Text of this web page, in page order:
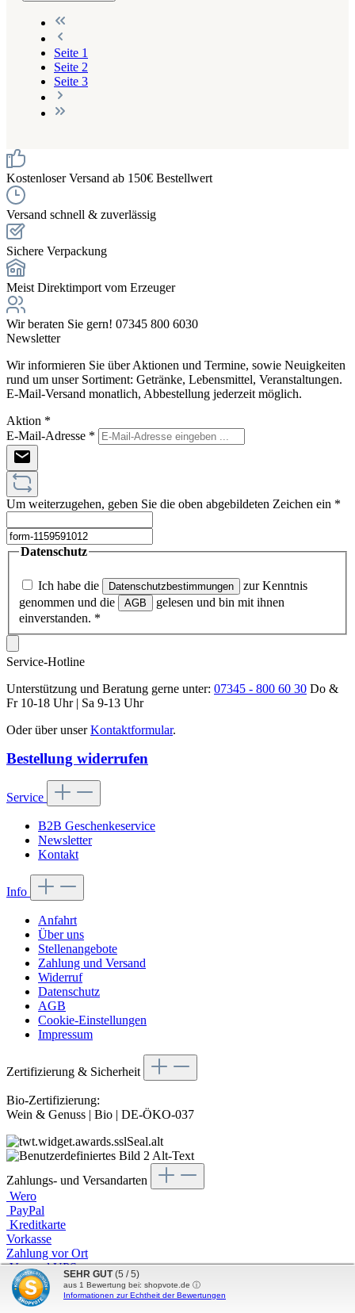
Seite 1
Seite 2
Seite 3
Kostenloser Versand ab 150€ Bestellwert
Versand schnell & zuverlässig
Sichere Verpackung
Meist Direktimport vom Erzeuger
Wir beraten Sie gern! 07345 800 6030
Newsletter
Wir informieren Sie über Aktionen und Termine, sowie Neuigkeiten
rund um unser Sortiment: Getränke, Lebensmittel, Veranstaltungen.
E-Mail-Versand monatlich, Abbestellung jederzeit möglich.
Aktion *
E-Mail-Adresse *
Um weiterzugehen, geben Sie die oben abgebildeten Zeichen ein *
Datenschutz
Ich habe die Datenschutzbestimmungen
zur Kenntnis
genommen und die
AGB
gelesen und bin mit ihnen
einverstanden. *
Service-Hotline
Unterstützung und Beratung gerne unter: 07345 - 800 60 30 Do &
Fr 10-18 Uhr | Sa 9-13 Uhr
Oder über unserKontaktformular.
Bestellung widerrufen
Service
B2B Geschenkeservice
Newsletter
Kontakt
Info
Anfahrt
Über uns
Stellenangebote
Zahlung und Versand
Widerruf
Datenschutz
AGB
Cookie-Einstellungen
Impressum
Zertifizierung & Sicherheit
Bio-Zertifizierung:
Wein & Genuss | Bio | DE-ÖKO-037
Zahlungs- und Versandarten
Wero
PayPal
Kreditkarte
Vorkasse
Zahlung vor Ort
Versand UPS
Versand DHL
Abholung
PDF (E-Mail / Download)
SEHR GUT (5 / 5)
aus 1 Bewertung bei: shopvote.de ⓘ
Informationen zur Echtheit der Bewertungen